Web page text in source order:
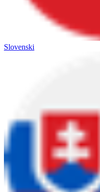
Slovenski